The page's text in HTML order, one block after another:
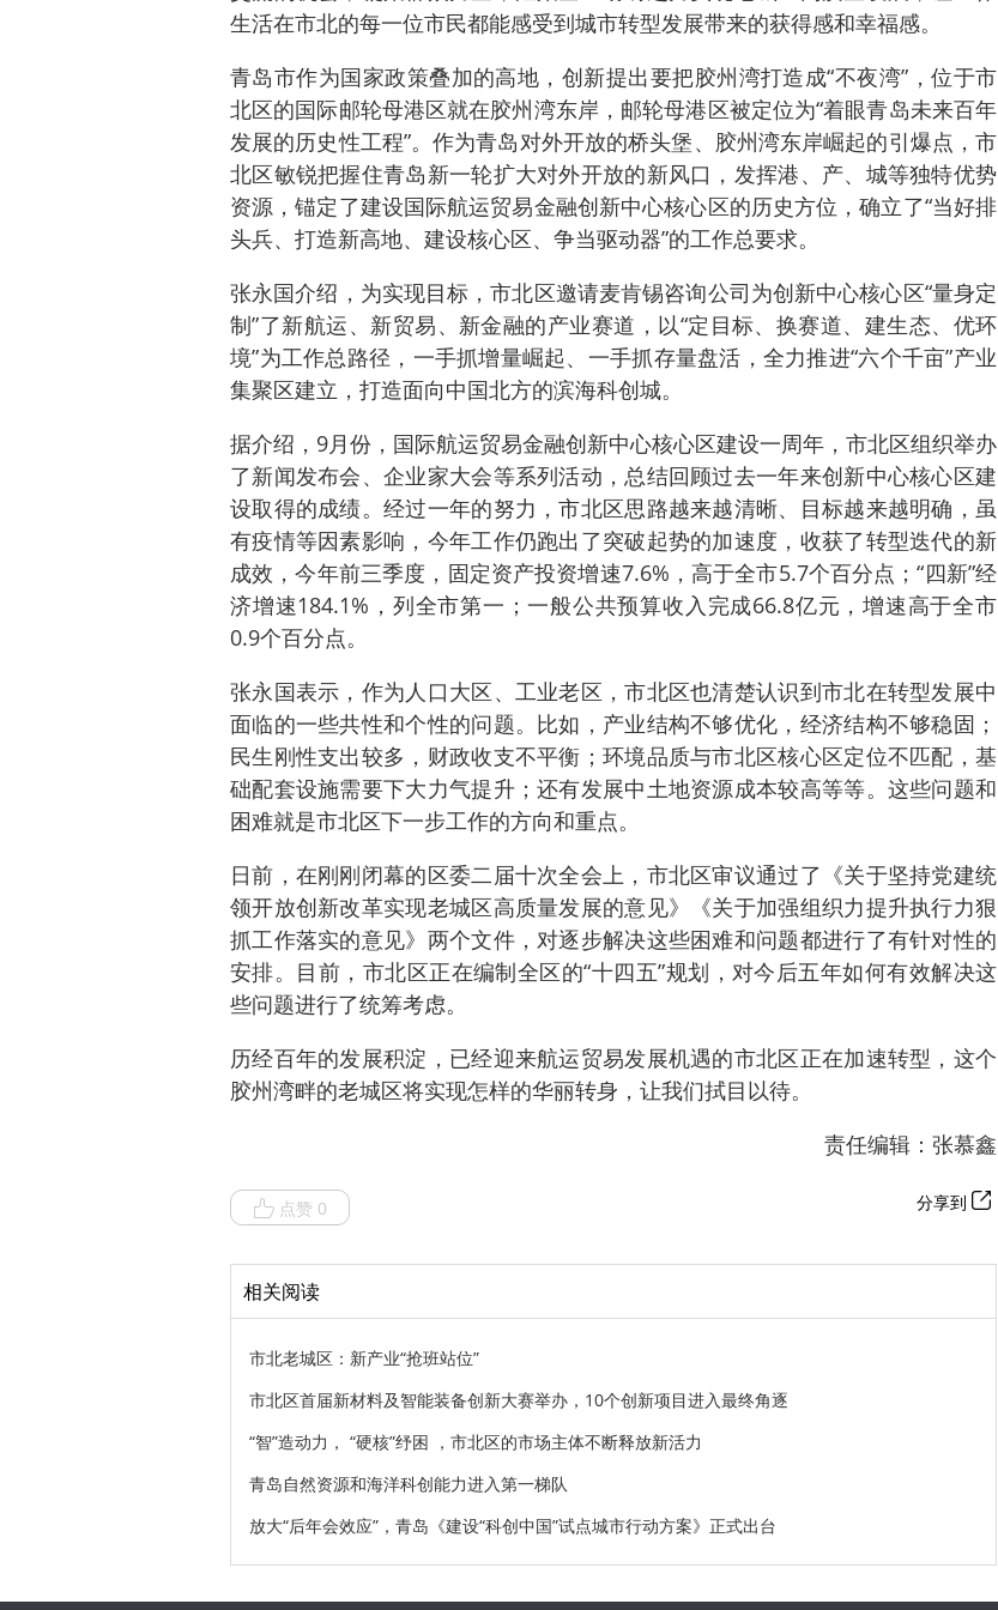
生活在市北的每一位市民都能感受到城市转型发展带来的获得感和幸福感。
青岛市作为国家政策叠加的高地，创新提出要把胶州湾打造成“不夜湾”，位于市
北区的国际邮轮母港区就在胶州湾东岸，邮轮母港区被定位为“着眼青岛未来百年
发展的历史性工程”。作为青岛对外开放的桥头堡、胶州湾东岸崛起的引爆点，市
北区敏锐把握住青岛新一轮扩大对外开放的新风口，发挥港、产、城等独特优势
资源，锚定了建设国际航运贸易金融创新中心核心区的历史方位，确立了“当好排
头兵、打造新高地、建设核心区、争当驱动器”的工作总要求。
张永国介绍，为实现目标，市北区邀请麦肯锡咨询公司为创新中心核心区“量身定
制”了新航运、新贸易、新金融的产业赛道，以“定目标、换赛道、建生态、优环
境”为工作总路径，一手抓增量崛起、一手抓存量盘活，全力推进“六个千亩”产业
集聚区建立，打造面向中国北方的滨海科创城。
据介绍，9月份，国际航运贸易金融创新中心核心区建设一周年，市北区组织举办
了新闻发布会、企业家大会等系列活动，总结回顾过去一年来创新中心核心区建
设取得的成绩。经过一年的努力，市北区思路越来越清晰、目标越来越明确，虽
有疫情等因素影响，今年工作仍跑出了突破起势的加速度，收获了转型迭代的新
成效，今年前三季度，固定资产投资增速7.6%，高于全市5.7个百分点；“四新”经
济增速184.1%，列全市第一；一般公共预算收入完成66.8亿元，增速高于全市
0.9个百分点。
张永国表示，作为人口大区、工业老区，市北区也清楚认识到市北在转型发展中
面临的一些共性和个性的问题。比如，产业结构不够优化，经济结构不够稳固；
民生刚性支出较多，财政收支不平衡；环境品质与市北区核心区定位不匹配，基
础配套设施需要下大力气提升；还有发展中土地资源成本较高等等。这些问题和
困难就是市北区下一步工作的方向和重点。
日前，在刚刚闭幕的区委二届十次全会上，市北区审议通过了《关于坚持党建统
领开放创新改革实现老城区高质量发展的意见》《关于加强组织力提升执行力狠
抓工作落实的意见》两个文件，对逐步解决这些困难和问题都进行了有针对性的
安排。目前，市北区正在编制全区的“十四五”规划，对今后五年如何有效解决这
些问题进行了统筹考虑。
历经百年的发展积淀，已经迎来航运贸易发展机遇的市北区正在加速转型，这个
胶州湾畔的老城区将实现怎样的华丽转身，让我们拭目以待。
责任编辑：张慕鑫
点赞 0 分享到
相关阅读
市北老城区：新产业“抢班站位”
市北区首届新材料及智能装备创新大赛举办，10个创新项目进入最终角逐
“智”造动力， “硬核”纾困 ，市北区的市场主体不断释放新活力
青岛自然资源和海洋科创能力进入第一梯队
放大“后年会效应”，青岛《建设“科创中国”试点城市行动方案》正式出台